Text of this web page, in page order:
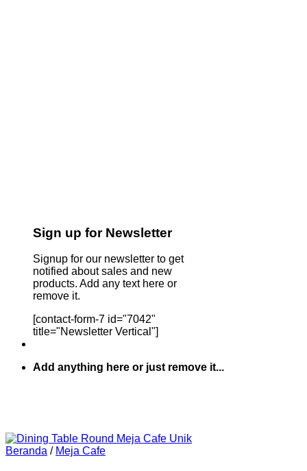
Sign up for Newsletter
Signup for our newsletter to get
notified about sales and new
products. Add any text here or
remove it.
[contact-form-7 id="7042"
title="Newsletter Vertical"]
Add anything here or just remove it...
Beranda / Meja Cafe